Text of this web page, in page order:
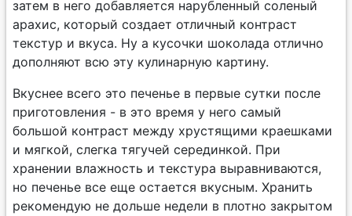
затем в него добавляется нарубленный соленый
арахис, который создает отличный контраст
текстур и вкуса. Ну а кусочки шоколада отлично
дополняют всю эту кулинарную картину.
Вкуснее всего это печенье в первые сутки после
приготовления - в это время у него самый
большой контраст между хрустящими краешками
и мягкой, слегка тягучей серединкой. При
хранении влажность и текстура выравниваются,
но печенье все еще остается вкусным. Хранить
рекомендую не дольше недели в плотно закрытом